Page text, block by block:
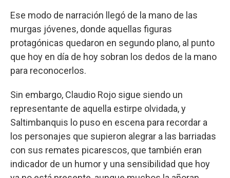
Ese modo de narración llegó de la mano de las
murgas jóvenes, donde aquellas figuras
protagónicas quedaron en segundo plano, al punto
que hoy en día de hoy sobran los dedos de la mano
para reconocerlos.
Sin embargo, Claudio Rojo sigue siendo un
representante de aquella estirpe olvidada, y
Saltimbanquis lo puso en escena para recordar a
los personajes que supieron alegrar a las barriadas
con sus remates picarescos, que también eran
indicador de un humor y una sensibilidad que hoy